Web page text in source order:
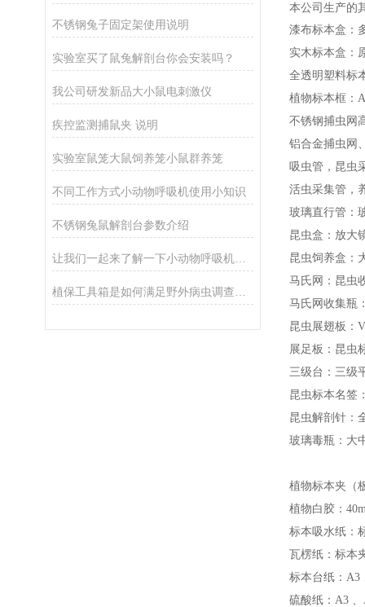
不锈钢兔子固定架使用说明
实验室买了鼠兔解剖台你会安装吗？
我公司研发新品大小鼠电刺激仪
疾控监测捕鼠夹 说明
实验室鼠笼大鼠饲养笼小鼠群养笼
不同工作方式小动物呼吸机使用小知识
不锈钢兔鼠解剖台参数介绍
让我们一起来了解一下小动物呼吸机的历史和分类
本公司生产的
漆布标本盒：
实木标本盒：
全透明塑料标
植物标本框：
不锈钢捕虫网
铝合金捕虫网
吸虫管，昆虫
活虫采集管，
玻璃直行管：
昆虫盒：放大
昆虫饲养盒：
马氏网：昆虫
马氏网收集瓶
昆虫展翅板：
展足板：昆虫
三级台：三级
昆虫标本名签
昆虫解剖针：
玻璃毒瓶：大
植物标本夹（
植物白胶：
标本吸水纸：
瓦楞纸：标本
标本台纸：A3
硫酸纸：A3